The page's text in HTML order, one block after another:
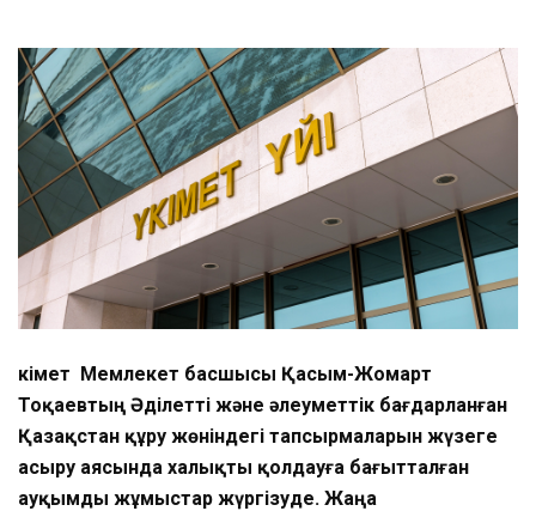
Үкімет Мемлекет басшысы Қасым-Жомарт
Тоқаевтың Әділетті және әлеуметтік бағдарланған
Қазақстан құру жөніндегі тапсырмаларын жүзеге
асыру аясында халықты қолдауға бағытталған
ауқымды жұмыстар жүргізуде. Жаңа